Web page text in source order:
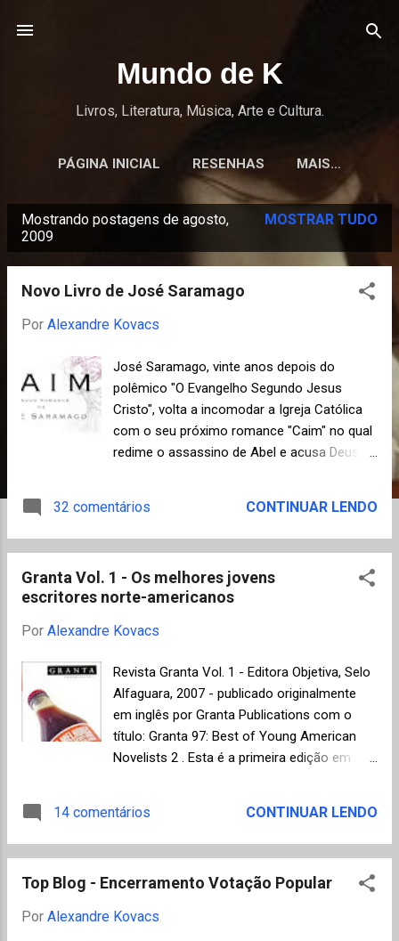
Mundo de K
Livros, Literatura, Música, Arte e Cultura.
PÁGINA INICIAL RESENHAS MAIS…
Mostrando postagens de agosto,
2009
MOSTRAR TUDO
Novo Livro de José Saramago
Por Alexandre Kovacs
José Saramago, vinte anos depois do
polêmico "O Evangelho Segundo Jesus
Cristo", volta a incomodar a Igreja Católica
com o seu próximo romance "Caim" no qual
redime o assassino de Abel e acusa Deus
Livro de Frankfurt, que ocorrerá de 14 a 18
de outubro e tem previsão de lançamento
Outubro. Segundo matéria do Estadão, José
Saramago não considera esse romance seu
particular e definitivo ajuste de contas com
definitivas, mas sim com os homens que O
inventaram" , disse. "Deus, o demônio, o
bem, o mal, tudo isso está em nossa
cabeça, não no céu ou no inferno, que
também inventamos. Não nos damos conta
escravos" , assinalou o autor. No entanto, o
sobre a filosofia Sar...
32 comentários CONTINUAR LENDO
Granta Vol. 1 - Os melhores jovens
escritores norte-americanos
Por Alexandre Kovacs
Revista Granta Vol. 1 - Editora Objetiva, Selo
Alfaguara, 2007 - publicado originalmente
em inglês por Granta Publications com o
título: Granta 97: Best of Young American
Novelists 2 . Esta é a primeira edição em
principal só publicar textos inéditos e por
onde já passaram autores famosos como
Edmund White, Paul Theroux, Gabriel Garcia
Marques e Carlos Fuentes, entre outros
14 comentários CONTINUAR LENDO
Top Blog - Encerramento Votação Popular
Por Alexandre Kovacs